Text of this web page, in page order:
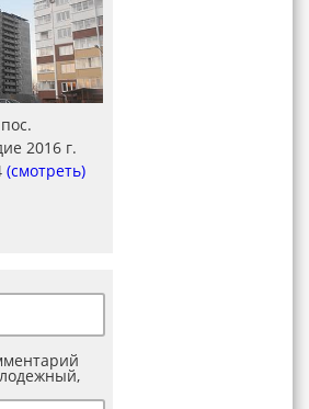
2016 г.
(смотреть)